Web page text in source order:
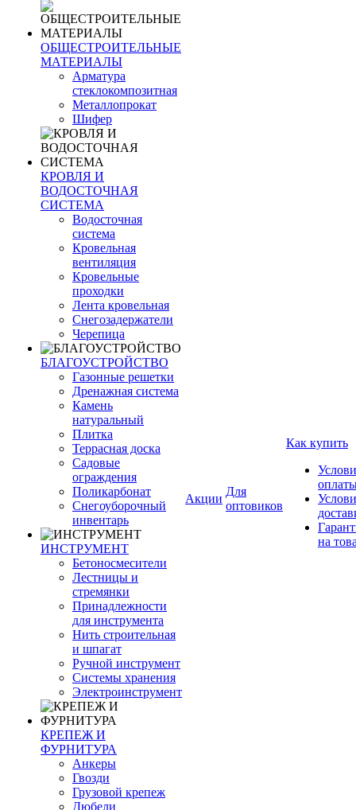
ОБЩЕСТРОИТЕЛЬНЫЕ
МАТЕРИАЛЫ
Арматура
стеклокомпозитная
Металлопрокат
Шифер
КРОВЛЯ И
ВОДОСТОЧНАЯ
СИСТЕМА
Водосточная
система
Кровельная
вентиляция
Кровельные
проходки
Лента кровельная
Снегозадержатели
Черепица
БЛАГОУСТРОЙСТВО
Газонные решетки
Дренажная система
Камень
натуральный
Плитка
Террасная доска
Садовые
ограждения
Поликарбонат
Снегоуборочный
инвентарь
ИНСТРУМЕНТ
Бетоносмесители
Лестницы и
стремянки
Принадлежности
для инструмента
Нить строительная
и шпагат
Ручной инструмент
Системы хранения
Электроинструмент
КРЕПЕЖ И
ФУРНИТУРА
Анкеры
Гвозди
Грузовой крепеж
Дюбели
Акции
Для
оптовиков
Как купить
на